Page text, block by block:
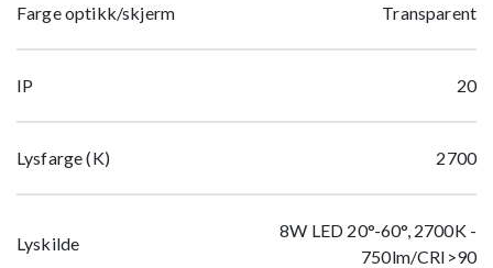
Farge optikk/skjerm Transparent
IP 20
Lysfarge (K) 2700
Lyskilde
8W LED 20°-60°, 2700K -
750lm/CRI>90